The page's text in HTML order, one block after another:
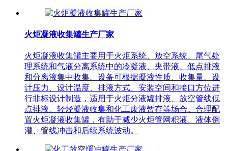
火炬凝液收集罐生产厂家
火炬凝液收集罐主要用于火炬系统、放空系统、尾气处
理系统和气液分离系统中的冷凝液、夹带液、低点排液
和分离液集中收集。设备可根据凝液性质、收集量、设
计压力、设计温度、排液方式、安装空间和接口方位进
行非标设计制造，适用于火炬分液罐排液、放空管线低
点排液、轻烃凝液收集和化工废液暂存等场合。合理配
置火炬凝液收集罐，有助于减少火炬管网积液、液体倒
灌、管线冲击和后续系统波动。